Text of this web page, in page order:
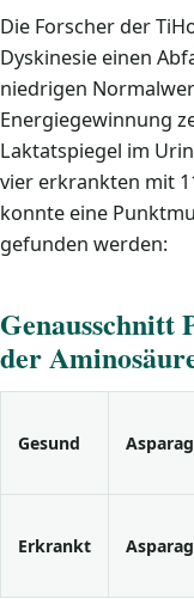
Die Forscher der
Dyskinesie einen
niedrigen
Energiegewinnung
Laktatspiegel im
vier erkrankten mit
konnte eine
gefunden werden:
Genausschnitt
der
Gesund
Erkrankt